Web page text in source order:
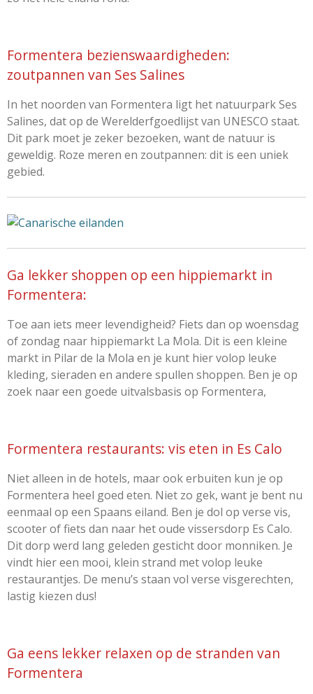
Formentera bezienswaardigheden:
zoutpannen van Ses Salines
In het noorden van Formentera ligt het natuurpark Ses
Salines, dat op de Werelderfgoedlijst van UNESCO staat.
Dit park moet je zeker bezoeken, want de natuur is
geweldig. Roze meren en zoutpannen: dit is een uniek
gebied.
Ga lekker shoppen op een hippiemarkt in
Formentera:
Toe aan iets meer levendigheid? Fiets dan op woensdag
of zondag naar hippiemarkt La Mola. Dit is een kleine
markt in Pilar de la Mola en je kunt hier volop leuke
kleding, sieraden en andere spullen shoppen. Ben je op
zoek naar een goede uitvalsbasis op Formentera,
Formentera restaurants: vis eten in Es Calo
Niet alleen in de hotels, maar ook erbuiten kun je op
Formentera heel goed eten. Niet zo gek, want je bent nu
eenmaal op een Spaans eiland. Ben je dol op verse vis,
scooter of fiets dan naar het oude vissersdorp Es Calo.
Dit dorp werd lang geleden gesticht door monniken. Je
vindt hier een mooi, klein strand met volop leuke
restaurantjes. De menu’s staan vol verse visgerechten,
lastig kiezen dus!
Ga eens lekker relaxen op de stranden van
Formentera